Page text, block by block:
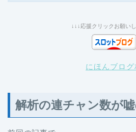
↓↓↓応援クリックお願い
にほんブログ
解析の連チャン数が